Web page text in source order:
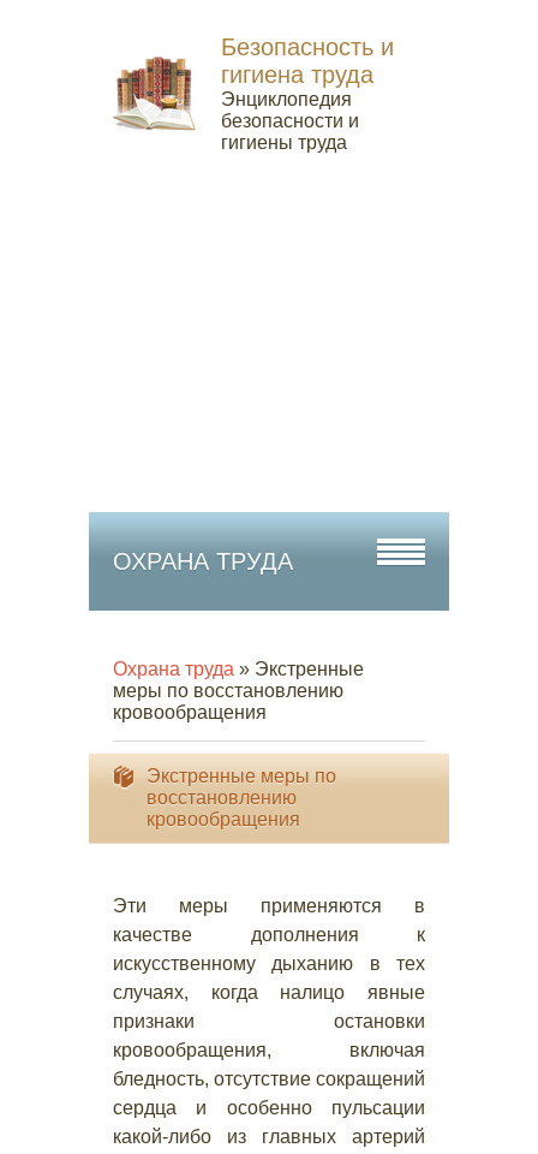
Безопасность и
гигиена труда
Энциклопедия
безопасности и
гигиены труда
ОХРАНА ТРУДА
Охрана труда » Экстренные
меры по восстановлению
кровообращения
Экстренные меры по
восстановлению
кровообращения
Эти меры применяются в
качестве дополнения к
искусственному дыханию в тех
случаях, когда налицо явные
признаки остановки
кровообращения, включая
бледность, отсутствие сокращений
сердца и особенно пульсации
какой-либо из главных артерий